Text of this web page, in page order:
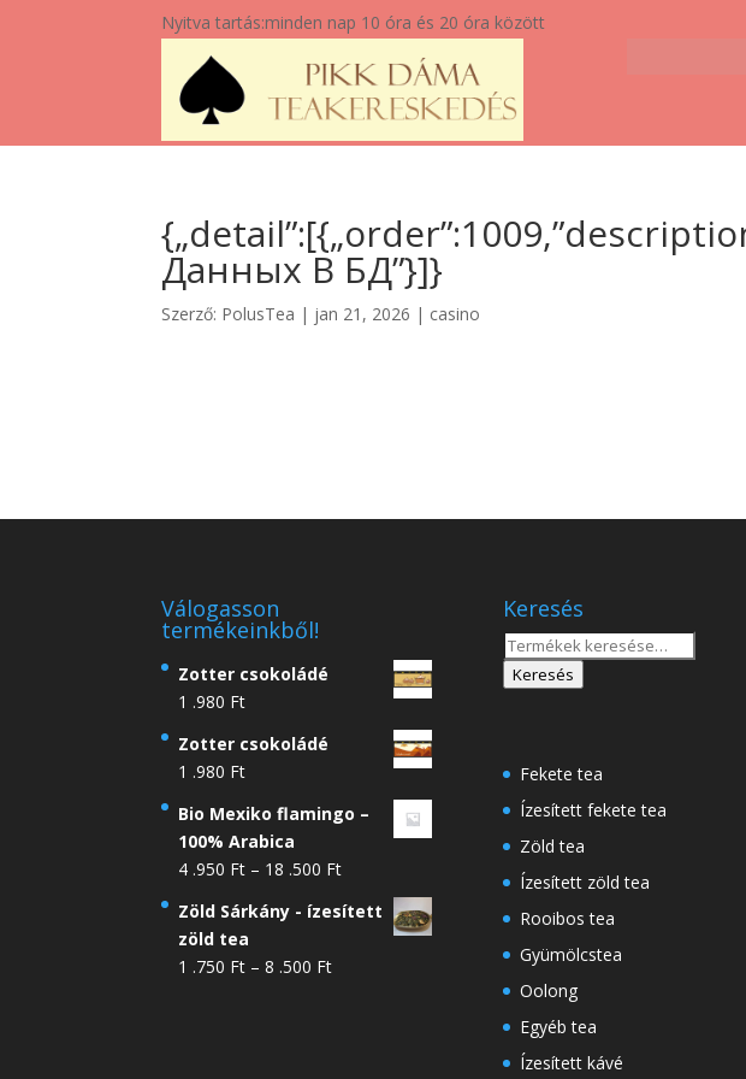
Nyitva tartás:minden nap 10 óra és 20 óra között
Данных В БД”}]}
Szerző: PolusTea | jan 21, 2026 | casino
Válogasson
termékeinkből!
Zotter csokoládé
1 .980 Ft
Zotter csokoládé
1 .980 Ft
Bio Mexiko flamingo –
100% Arabica
4 .950 Ft – 18 .500 FtÁrtartomány:
.950 Ft
Zöld Sárkány - ízesített
zöld tea
1 .750 Ft – 8 .500 FtÁrtartomány:
Keresés
Keresés
Keresés
Fekete tea
Ízesített fekete tea
Zöld tea
Ízesített zöld tea
Rooibos tea
Gyümölcstea
Oolong
Egyéb tea
Ízesített kávé